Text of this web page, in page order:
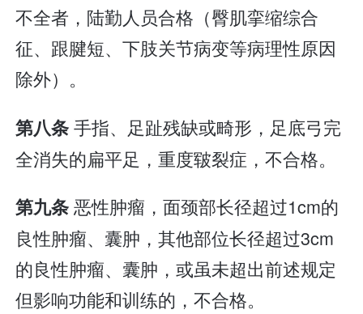
不全者，陆勤人员合格（臀肌挛缩综合
征、跟腱短、下肢关节病变等病理性原因
除外）。
第八条手指、足趾残缺或畸形，足底弓完
全消失的扁平足，重度皲裂症，不合格。
第九条恶性肿瘤，面颈部长径超过1cm的
良性肿瘤、囊肿，其他部位长径超过3cm
的良性肿瘤、囊肿，或虽未超出前述规定
但影响功能和训练的，不合格。